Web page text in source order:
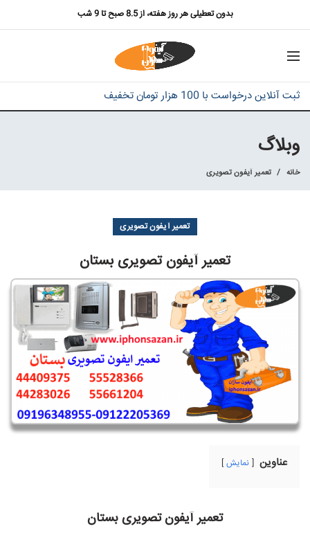
بدون تعطیلی هر روز هفته، از 8.5 صبح تا 9 شب
ثبت آنلاین درخواست با 100 هزار تومان تخفیف
وبلاگ
خانه تعمیر آیفون تصویری
تعمیر آیفون تصویری
تعمیر آیفون تصویری بستان
عناوین نمایش
تعمیر آیفون تصویری بستان